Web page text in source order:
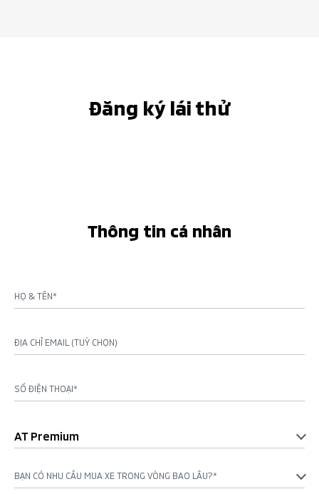
Đăng ký lái thử
Thông tin cá nhân
HỌ & TÊN*
ĐỊA CHỈ EMAIL (TUỲ CHỌN)
SỐ ĐIỆN THOẠI*
AT Premium
BẠN CÓ NHU CẦU MUA XE TRONG VÒNG BAO LÂU?*